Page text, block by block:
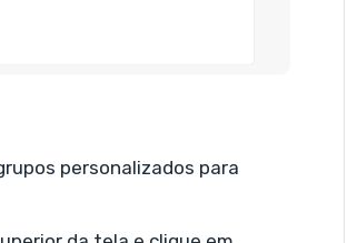
personalizados para